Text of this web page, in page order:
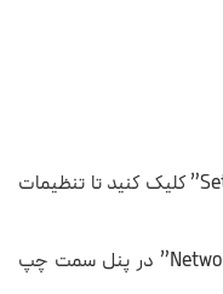
روی علامت چرخ دنده و گزینه “Settings” کلیک کنید تا تنظیمات
از پنجره پیش‌رو، روی “Network & internet” در پنل سمت چپ